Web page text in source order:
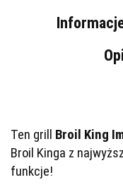
Ten grill Broil King
Broil Kinga z
funkcje!